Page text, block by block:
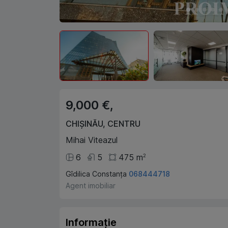
9,000 €,
CHIȘINĂU, CENTRU
Mihai Viteazul
6
5 475 m2
Gîdilica Constanța 068444718
Agent imobiliar
Informație